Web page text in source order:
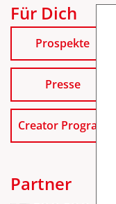
Für Dich
Prospekte
Presse
Creator Program
Partner